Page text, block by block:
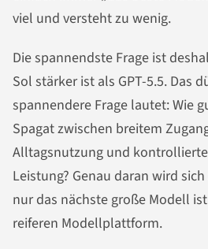
viel und versteht zu wenig.
Die spannendste Frage ist
Sol stärker ist als GPT-5.5. Das
spannendere Frage lautet: Wie
Spagat zwischen breitem
Alltagsnutzung und
Leistung? Genau daran wird
nur das nächste große Modell
reiferen Modellplattform.